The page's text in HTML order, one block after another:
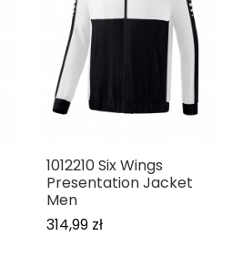
1012210 Six Wings
Presentation Jacket
Men
314,99 zł